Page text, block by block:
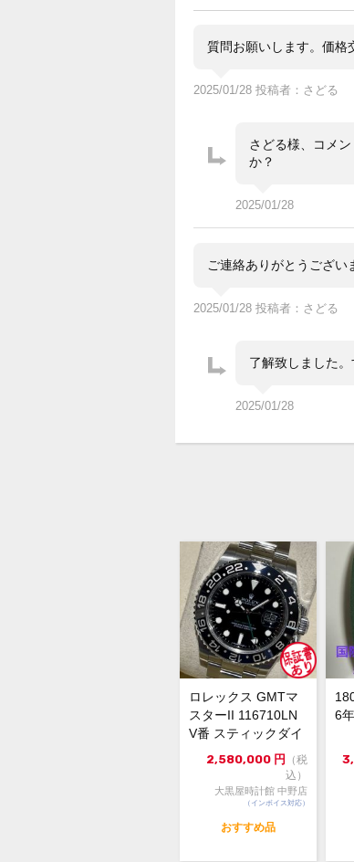
質問お願いします。価格
2025/01/28 投稿者：さどる
さどる様、コメ
か？
2025/01/28
ご連絡ありがとうござい
2025/01/28 投稿者：さどる
了解致しました
2025/01/28
ロレックス GMTマ
スターII 116710LN
V番 スティックダイ
ヤル 黒文字...
2,580,000 円
（税
込）
大黒屋時計館 中野店
（インボイス対応）
おすすめ品
6